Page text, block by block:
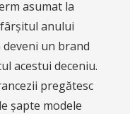
asumat la
anului
deveni un brand
acestui deceniu.
pregătesc
șapte modele